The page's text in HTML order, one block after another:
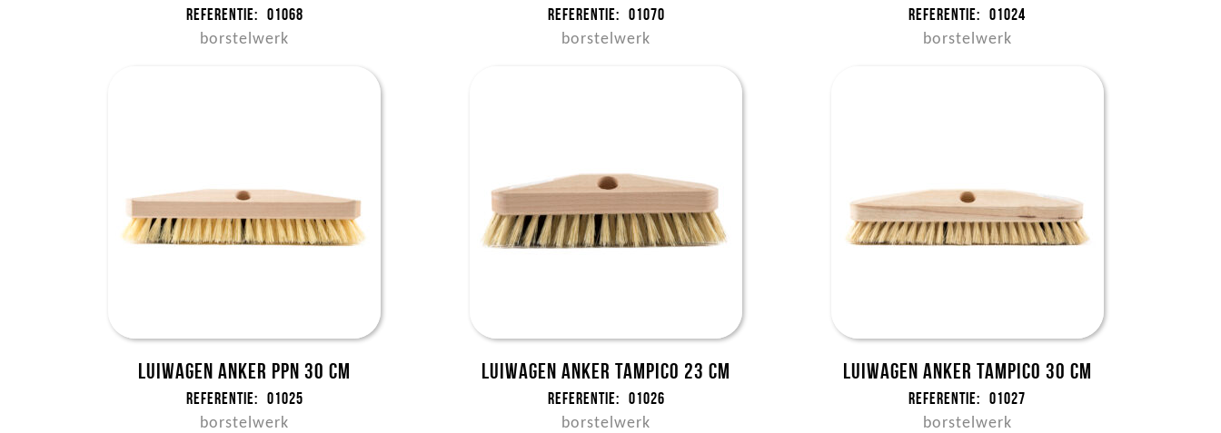
Referentie: 01068
borstelwerk
Referentie: 01070
borstelwerk
Referentie: 01024
borstelwerk
Luiwagen anker ppn 30 cm
Referentie: 01025
borstelwerk
Luiwagen anker tampico 23 cm
Referentie: 01026
borstelwerk
Luiwagen anker tampico 30 cm
Referentie: 01027
borstelwerk